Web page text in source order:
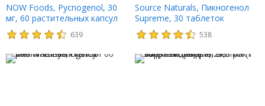
NOW Foods, Pycnogenol, 30
мг, 60 растительных капсул
639
Source Naturals, Пикногенол
Supreme, 30 таблеток
538